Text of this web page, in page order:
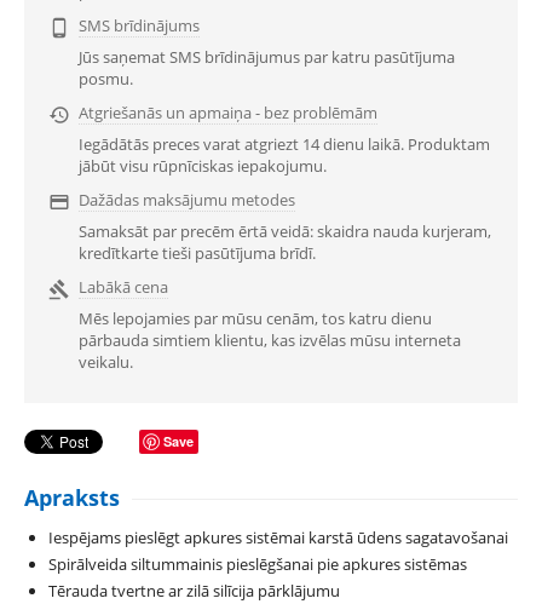

SMS brīdinājums
Jūs saņemat SMS brīdinājumus par katru pasūtījuma
posmu.
 Atgriešanās un apmaiņa - bez problēmām
Iegādātās preces varat atgriezt 14 dienu laikā. Produktam
jābūt visu rūpnīciskas iepakojumu.
 Dažādas maksājumu metodes
Samaksāt par precēm ērtā veidā: skaidra nauda kurjeram,
kredītkarte tieši pasūtījuma brīdī.

Labākā cena
Mēs lepojamies par mūsu cenām, tos katru dienu
pārbauda simtiem klientu, kas izvēlas mūsu interneta
veikalu.
Save
Apraksts
Iespējams pieslēgt apkures sistēmai karstā ūdens sagatavošanai
Spirālveida siltummainis pieslēgšanai pie apkures sistēmas
Tērauda tvertne ar zilā silīcija pārklājumu